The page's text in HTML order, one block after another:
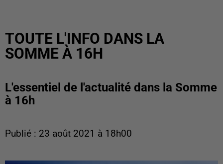
TOUTE L'INFO DANS LA
SOMME À 16H
L'essentiel de l'actualité dans la Somme
à 16h
Publié : 23 août 2021 à 18h00